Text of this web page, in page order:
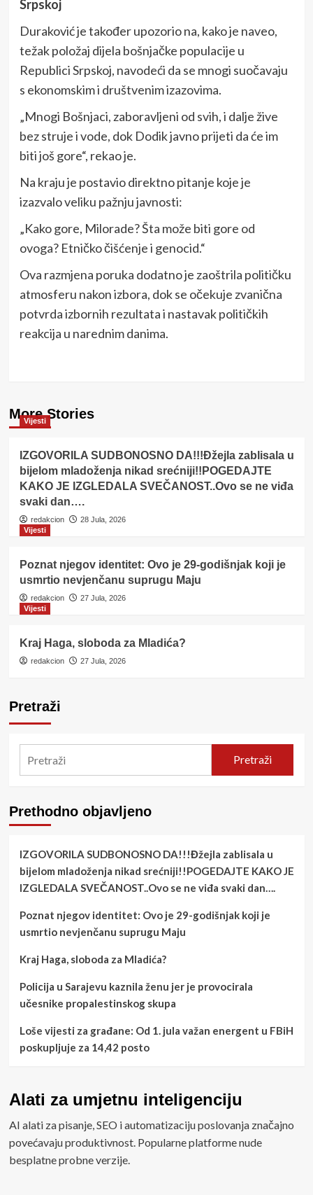
Srpskoj
Duraković je također upozorio na, kako je naveo,
težak položaj dijela bošnjačke populacije u
Republici Srpskoj, navodeći da se mnogi suočavaju
s ekonomskim i društvenim izazovima.
„Mnogi Bošnjaci, zaboravljeni od svih, i dalje žive
bez struje i vode, dok Dodik javno prijeti da će im
biti još gore“, rekao je.
Na kraju je postavio direktno pitanje koje je
izazvalo veliku pažnju javnosti:
„Kako gore, Milorade? Šta može biti gore od
ovoga? Etničko čišćenje i genocid.“
Ova razmjena poruka dodatno je zaoštrila političku
atmosferu nakon izbora, dok se očekuje zvanična
potvrda izbornih rezultata i nastavak političkih
reakcija u narednim danima.
More Stories
Vijesti
IZGOVORILA SUDBONOSNO DA!!!Đžejla zablisala u
bijelom mladoženja nikad srećniji!!POGEDAJTE
KAKO JE IZGLEDALA SVEČANOST..Ovo se ne viđa
svaki dan….
redakcion
28 Jula, 2026
Vijesti
Poznat njegov identitet: Ovo je 29-godišnjak koji je
usmrtio nevjenčanu suprugu Maju
redakcion
27 Jula, 2026
Vijesti
Kraj Haga, sloboda za Mladića?
redakcion 27 Jula, 2026
Pretraži
Pretraži
Prethodno objavljeno
IZGOVORILA SUDBONOSNO DA!!!Đžejla zablisala u
bijelom mladoženja nikad srećniji!!POGEDAJTE KAKO JE
IZGLEDALA SVEČANOST..Ovo se ne viđa svaki dan….
Poznat njegov identitet: Ovo je 29-godišnjak koji je
usmrtio nevjenčanu suprugu Maju
Kraj Haga, sloboda za Mladića?
Policija u Sarajevu kaznila ženu jer je provocirala
učesnike propalestinskog skupa
Loše vijesti za građane: Od 1. jula važan energent u FBiH
poskupljuje za 14,42 posto
Alati za umjetnu inteligenciju
AI alati za pisanje, SEO i automatizaciju poslovanja značajno
povećavaju produktivnost. Popularne platforme nude
besplatne probne verzije.